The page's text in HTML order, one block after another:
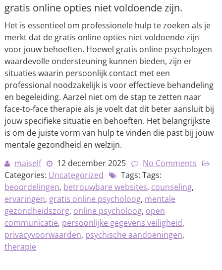
gratis online opties niet voldoende zijn.
Het is essentieel om professionele hulp te zoeken als je
merkt dat de gratis online opties niet voldoende zijn
voor jouw behoeften. Hoewel gratis online psychologen
waardevolle ondersteuning kunnen bieden, zijn er
situaties waarin persoonlijk contact met een
professional noodzakelijk is voor effectieve behandeling
en begeleiding. Aarzel niet om de stap te zetten naar
face-to-face therapie als je voelt dat dit beter aansluit bij
jouw specifieke situatie en behoeften. Het belangrijkste
is om de juiste vorm van hulp te vinden die past bij jouw
mentale gezondheid en welzijn.
maiself
12 december 2025
No Comments
Categories: Uncategorized
Tags: Tags:
beoordelingen, betrouwbare websites, counseling,
ervaringen, gratis online psycholoog, mentale
gezondheidszorg, online psycholoog, open
communicatie, persoonlijke gegevens veiligheid,
privacyvoorwaarden, psychische aandoeningen,
therapie